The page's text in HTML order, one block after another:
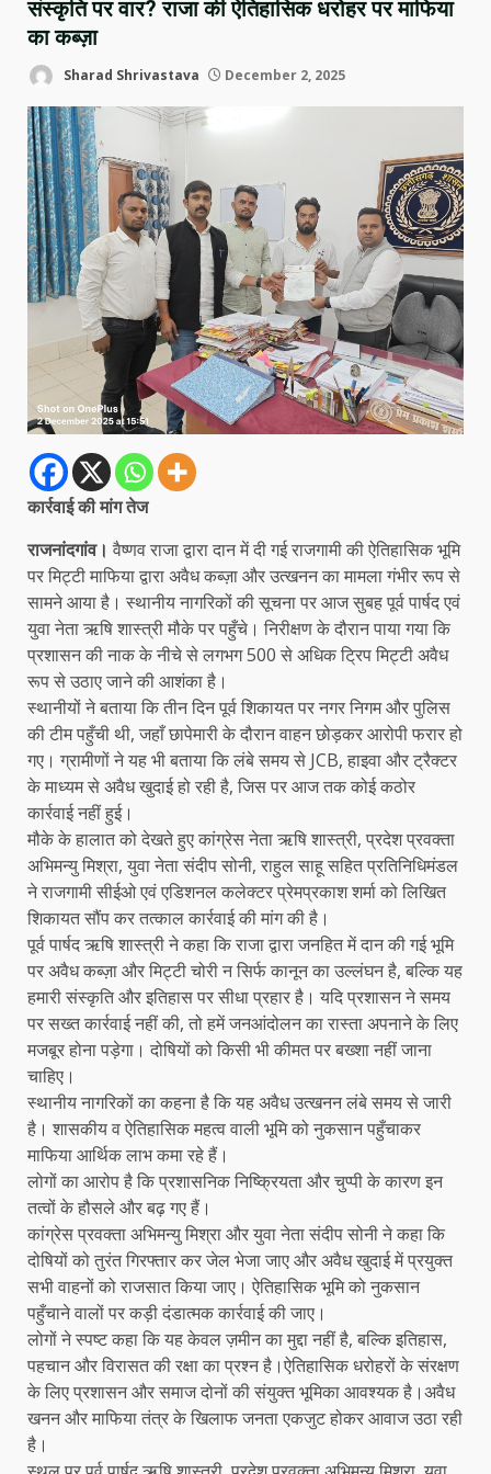
संस्कृति पर वार? राजा की ऐतिहासिक धरोहर पर माफिया
का कब्ज़ा
Sharad Shrivastava December 2, 2025
कार्रवाई की मांग तेज
राजनांदगांव। वैष्णव राजा द्वारा दान में दी गई राजगामी की ऐतिहासिक भूमि
पर मिट्टी माफिया द्वारा अवैध कब्ज़ा और उत्खनन का मामला गंभीर रूप से
सामने आया है। स्थानीय नागरिकों की सूचना पर आज सुबह पूर्व पार्षद एवं
युवा नेता ऋषि शास्त्री मौके पर पहुँचे। निरीक्षण के दौरान पाया गया कि
प्रशासन की नाक के नीचे से लगभग 500 से अधिक ट्रिप मिट्टी अवैध
रूप से उठाए जाने की आशंका है।
स्थानीयों ने बताया कि तीन दिन पूर्व शिकायत पर नगर निगम और पुलिस
की टीम पहुँची थी, जहाँ छापेमारी के दौरान वाहन छोड़कर आरोपी फरार हो
गए। ग्रामीणों ने यह भी बताया कि लंबे समय से JCB, हाइवा और ट्रैक्टर
के माध्यम से अवैध खुदाई हो रही है, जिस पर आज तक कोई कठोर
कार्रवाई नहीं हुई।
मौके के हालात को देखते हुए कांग्रेस नेता ऋषि शास्त्री, प्रदेश प्रवक्ता
अभिमन्यु मिश्रा, युवा नेता संदीप सोनी, राहुल साहू सहित प्रतिनिधिमंडल
ने राजगामी सीईओ एवं एडिशनल कलेक्टर प्रेमप्रकाश शर्मा को लिखित
शिकायत सौंप कर तत्काल कार्रवाई की मांग की है।
पूर्व पार्षद ऋषि शास्त्री ने कहा कि राजा द्वारा जनहित में दान की गई भूमि
पर अवैध कब्ज़ा और मिट्टी चोरी न सिर्फ कानून का उल्लंघन है, बल्कि यह
हमारी संस्कृति और इतिहास पर सीधा प्रहार है। यदि प्रशासन ने समय
पर सख्त कार्रवाई नहीं की, तो हमें जनआंदोलन का रास्ता अपनाने के लिए
मजबूर होना पड़ेगा। दोषियों को किसी भी कीमत पर बख्शा नहीं जाना
चाहिए।
स्थानीय नागरिकों का कहना है कि यह अवैध उत्खनन लंबे समय से जारी
है। शासकीय व ऐतिहासिक महत्व वाली भूमि को नुकसान पहुँचाकर
माफिया आर्थिक लाभ कमा रहे हैं।
लोगों का आरोप है कि प्रशासनिक निष्क्रियता और चुप्पी के कारण इन
तत्वों के हौसले और बढ़ गए हैं।
कांग्रेस प्रवक्ता अभिमन्यु मिश्रा और युवा नेता संदीप सोनी ने कहा कि
दोषियों को तुरंत गिरफ्तार कर जेल भेजा जाए और अवैध खुदाई में प्रयुक्त
सभी वाहनों को राजसात किया जाए। ऐतिहासिक भूमि को नुकसान
पहुँचाने वालों पर कड़ी दंडात्मक कार्रवाई की जाए।
लोगों ने स्पष्ट कहा कि यह केवल ज़मीन का मुद्दा नहीं है, बल्कि इतिहास,
पहचान और विरासत की रक्षा का प्रश्न है।ऐतिहासिक धरोहरों के संरक्षण
के लिए प्रशासन और समाज दोनों की संयुक्त भूमिका आवश्यक है।अवैध
खनन और माफिया तंत्र के खिलाफ जनता एकजुट होकर आवाज उठा रही
है।